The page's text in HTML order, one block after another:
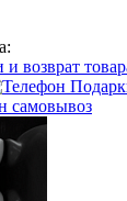
и возврат
самовывоз